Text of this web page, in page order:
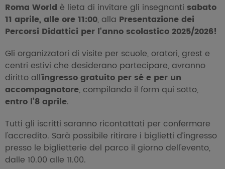
Roma World è lieta di invitare gli insegnanti sabato
11 aprile, alle ore 11:00, alla Presentazione dei
Percorsi Didattici per l'anno scolastico 2025/2026!
Gli organizzatori di visite per scuole, oratori, grest e
centri estivi che desiderano partecipare, avranno
diritto all'ingresso gratuito per sé e per un
accompagnatore, compilando il form qui sotto,
entro l’8 aprile.
Tutti gli iscritti saranno ricontattati per confermare
l'accredito. Sarà possibile ritirare i biglietti d’ingresso
presso le biglietterie del parco il giorno dell'evento,
dalle 10.00 alle 11.00.